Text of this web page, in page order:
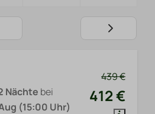
439 €
412 €
Nächte bei
(15:00 Uhr)